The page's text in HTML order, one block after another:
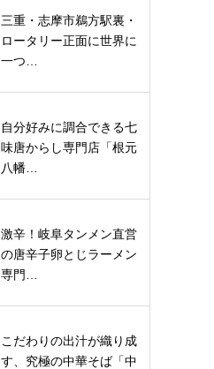
三重・志摩市鵜方駅裏・
ロータリー正面に世界に
一つ…
自分好みに調合できる七
味唐からし専門店「根元
八幡…
激辛！岐阜タンメン直営
の唐辛子卵とじラーメン
専門…
こだわりの出汁が織り成
す、究極の中華そば「中